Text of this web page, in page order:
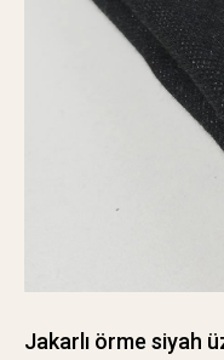
Jakarlı örme siyah